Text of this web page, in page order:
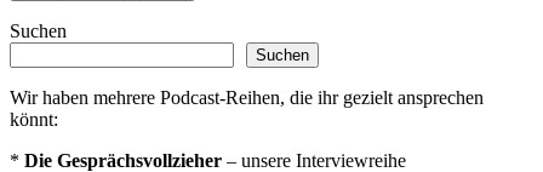
Suchen
Suchen
Wir haben mehrere Podcast-Reihen, die ihr gezielt ansprechen
könnt:
* Die Gesprächsvollzieher – unsere Interviewreihe